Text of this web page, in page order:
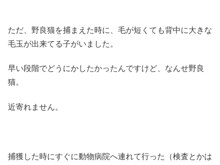
ただ、野良猫を捕まえた時に、毛が短くても背中に大きな
毛玉が出来てる子がいました。
早い段階でどうにかしたかったんですけど、なんせ野良
猫。
近寄れません。
捕獲した時にすぐに動物病院へ連れて行った（検査とかは